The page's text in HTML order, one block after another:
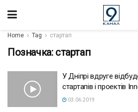
Home Tag стартап
Позначка: стартап
У Дніпрі вдруге
стартапів і проектів
03.06.2019